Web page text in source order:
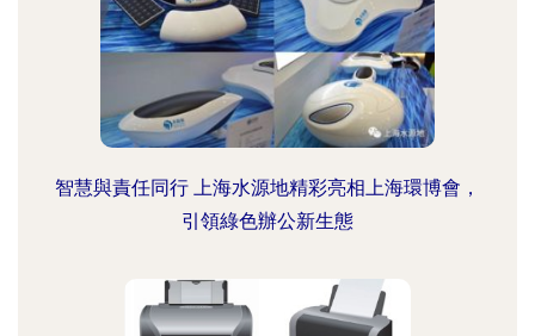
智慧與責任同行 上海水源地精彩亮相上海環博會，
引領綠色辦公新生態